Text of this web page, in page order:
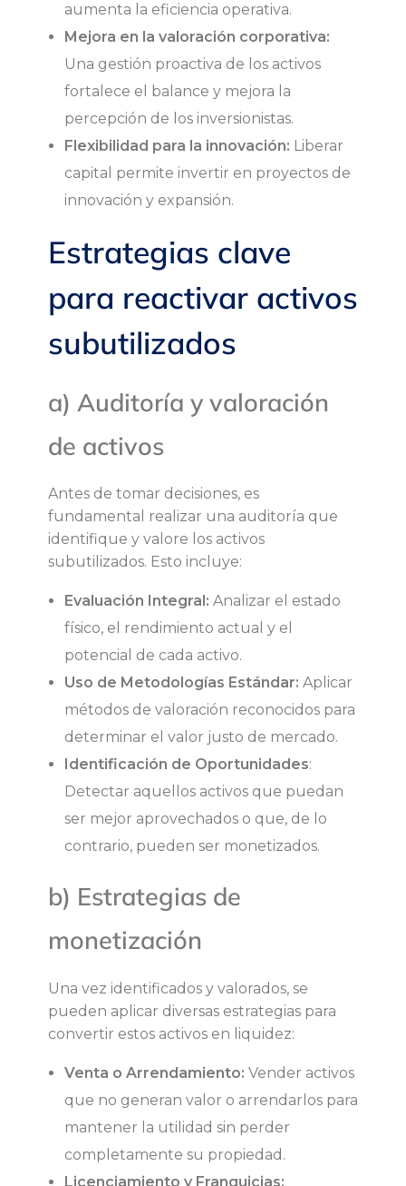
o
a
g
e
n
e
a
u
e
z
aumenta la eficiencia operativa.
Mejora en la valoración corporativa:
Una gestión proactiva de los activos
fortalece el balance y mejora la
percepción de los inversionistas.
Flexibilidad para la innovación: Liberar
capital permite invertir en proyectos de
innovación y expansión.
Estrategias clave
para reactivar activos
subutilizados
a) Auditoría y valoración
de activos
Antes de tomar decisiones, es
fundamental realizar una auditoría que
identifique y valore los activos
subutilizados. Esto incluye:
Evaluación Integral: Analizar el estado
físico, el rendimiento actual y el
potencial de cada activo.
Uso de Metodologías Estándar: Aplicar
métodos de valoración reconocidos para
determinar el valor justo de mercado.
Identificación de Oportunidades:
Detectar aquellos activos que puedan
ser mejor aprovechados o que, de lo
contrario, pueden ser monetizados.
b) Estrategias de
monetización
Una vez identificados y valorados, se
pueden aplicar diversas estrategias para
convertir estos activos en liquidez:
Venta o Arrendamiento: Vender activos
que no generan valor o arrendarlos para
mantener la utilidad sin perder
completamente su propiedad.
Licenciamiento y Franquicias: